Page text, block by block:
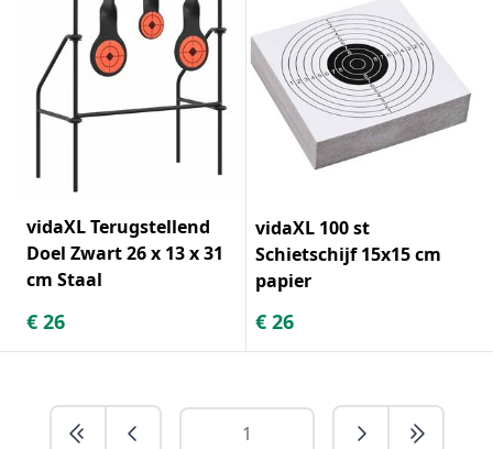
vidaXL Terugstellend
Doel Zwart 26 x 13 x 31
cm Staal
€ 26
vidaXL 100 st
Schietschijf 15x15 cm
papier
€ 26